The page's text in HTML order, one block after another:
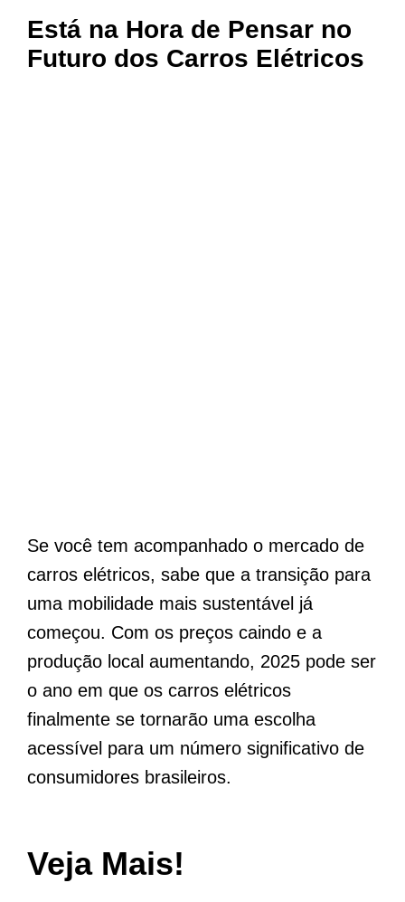
Está na Hora de Pensar no
Futuro dos Carros Elétricos
Se você tem acompanhado o mercado de
carros elétricos, sabe que a transição para
uma mobilidade mais sustentável já
começou. Com os preços caindo e a
produção local aumentando, 2025 pode ser
o ano em que os carros elétricos
finalmente se tornarão uma escolha
acessível para um número significativo de
consumidores brasileiros.
Veja Mais!